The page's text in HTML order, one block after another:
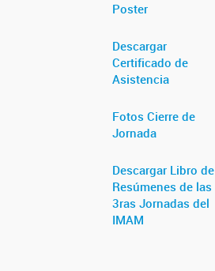
Poster
Descargar
Certificado de
Asistencia
Fotos Cierre de
Jornada
Descargar Libro de
Resúmenes de las
3ras Jornadas del
IMAM